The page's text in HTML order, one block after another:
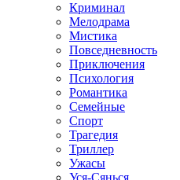
Криминал
Мелодрама
Мистика
Повседневность
Приключения
Психология
Романтика
Семейные
Спорт
Трагедия
Триллер
Ужасы
Уся-Сянься